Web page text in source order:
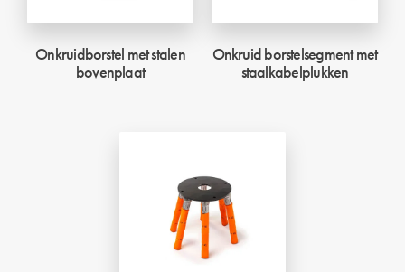
Onkruidborstel met stalen
bovenplaat
Onkruid borstelsegment met
staalkabelplukken